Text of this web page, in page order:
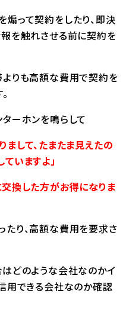
って契約をしたり、即決
を触れさせる前に契約を
りも高額な費用で契約を
ーホンを鳴らして
まして、たまたま見えたの
いますよ」
換した方がお得になりま
り、高額な費用を要求さ
どのような会社なのかイ
用できる会社なのか確認